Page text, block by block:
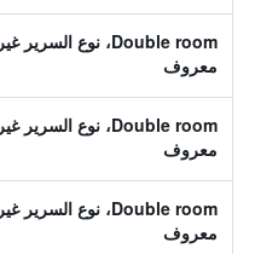
Double room، نوع السرير غير
معروف
Double room، نوع السرير غير
معروف
Double room، نوع السرير غير
معروف